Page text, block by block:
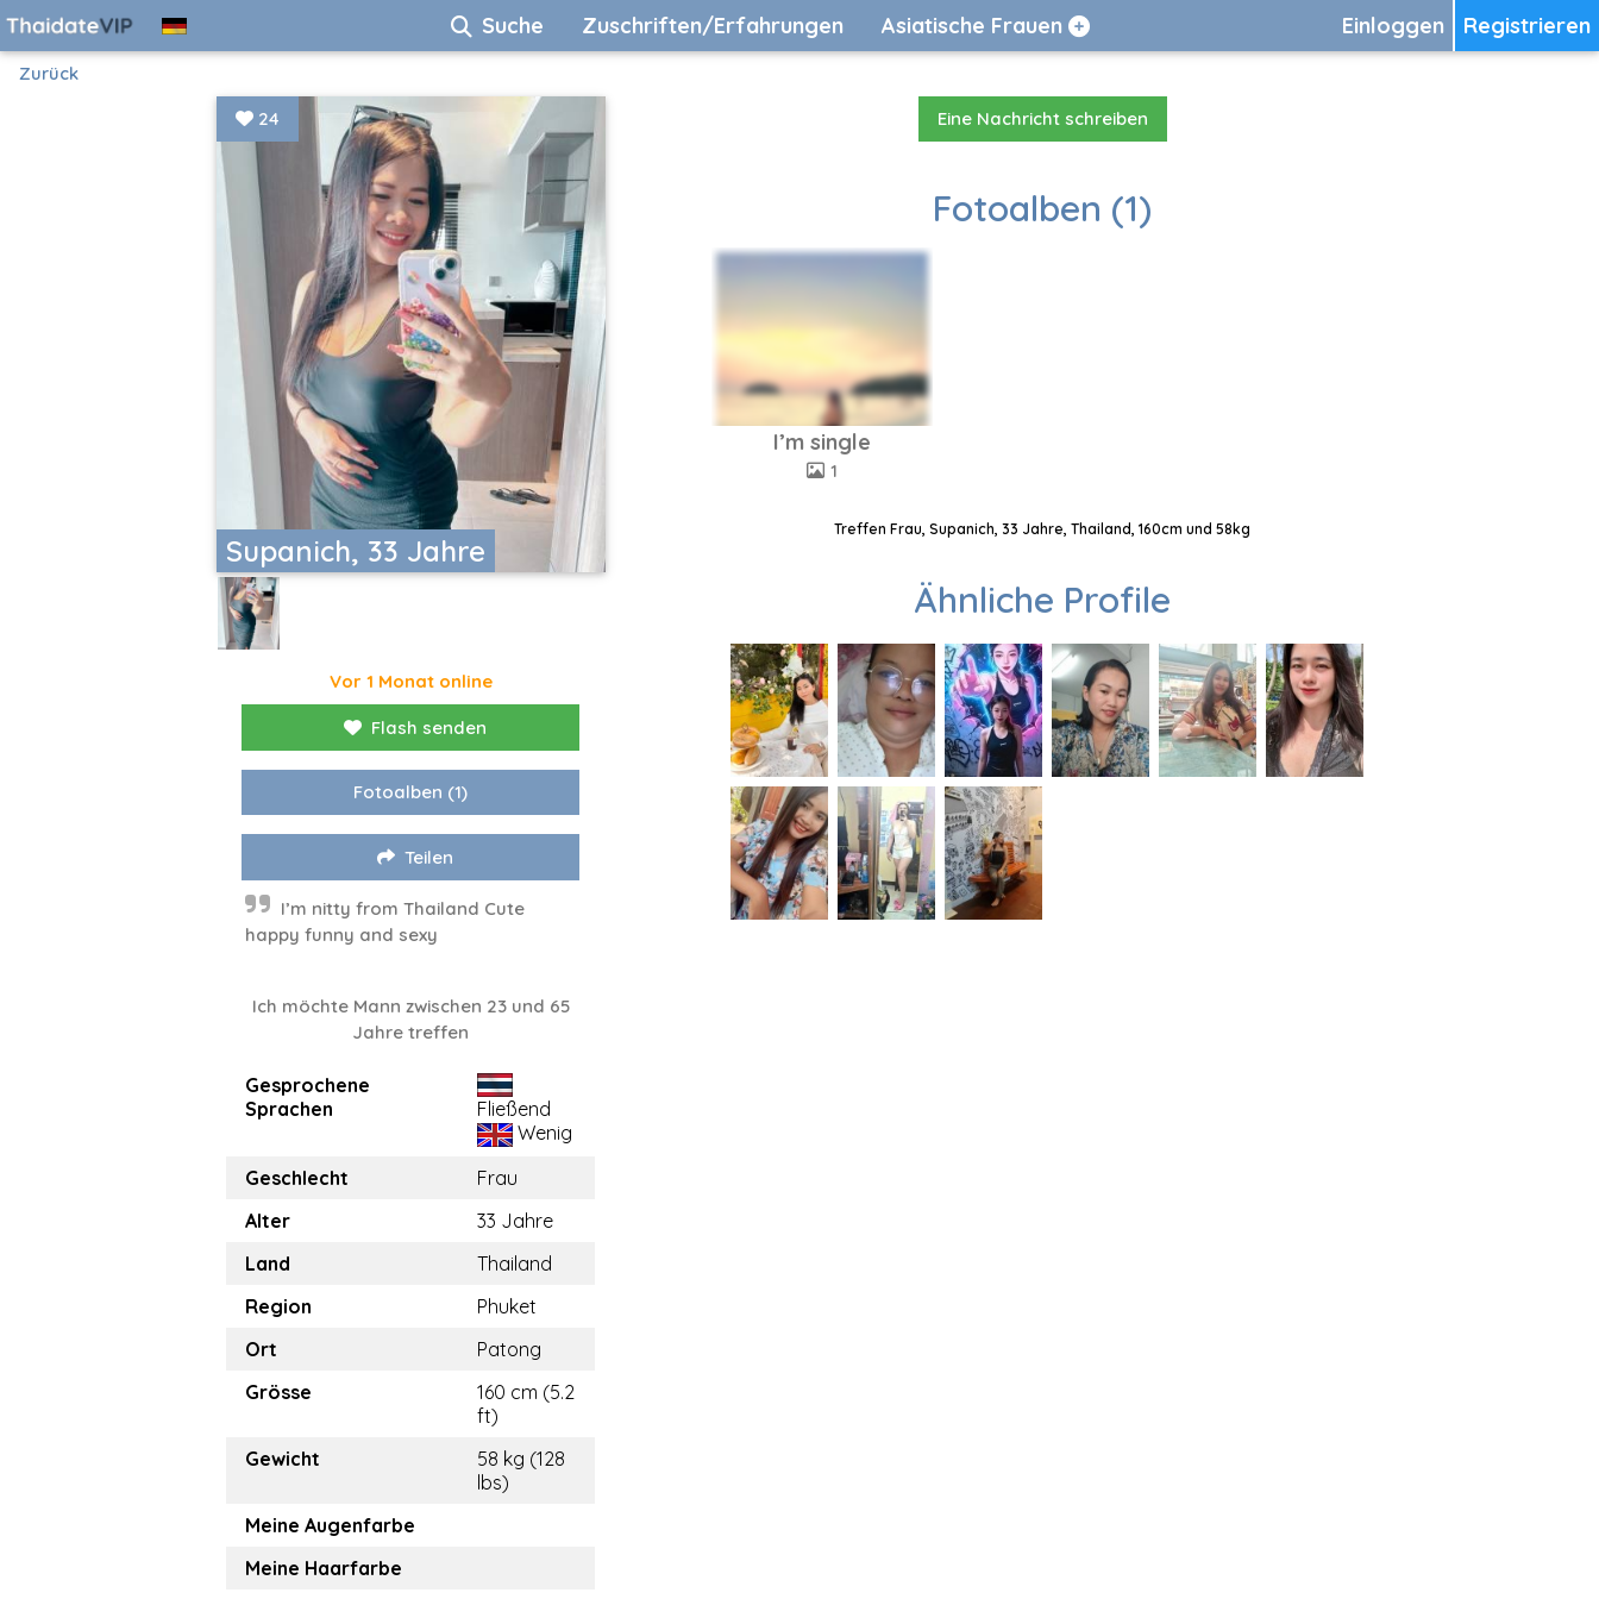
Registrieren
Einloggen
Suche Zuschriften/Erfahrungen Asiatische Frauen
Zurück
Supanich, 33 Jahre
24
Vor 1 Monat online
Flash senden
Fotoalben (1)
Teilen
I’m nitty from Thailand Cute
happy funny and sexy
Ich möchte Mann zwischen 23 und 65
Jahre treffen
Gesprochene
Sprachen
Fließend
Wenig
Geschlecht
Frau
Alter
33 Jahre
Land
Thailand
Region
Phuket
Ort
Patong
Grösse
160 cm (5.2
ft)
Gewicht
58 kg (128
lbs)
Meine Augenfarbe
Meine Haarfarbe
Eine Nachricht schreiben
Fotoalben (1)
I’m single
1
Treffen Frau, Supanich, 33 Jahre, Thailand, 160cm und 58kg
Ähnliche Profile